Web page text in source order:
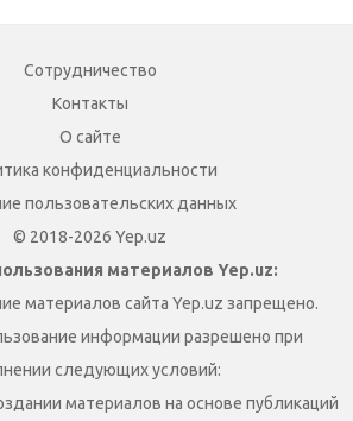
Сотрудничество
Контакты
О сайте
конфиденциальности
пользовательских данных
© 2018-2026 Yep.uz
материалов Yep.uz:
материалов сайта Yep.uz запрещено.
информации разрешено при
следующих условий:
материалов на основе публикаций